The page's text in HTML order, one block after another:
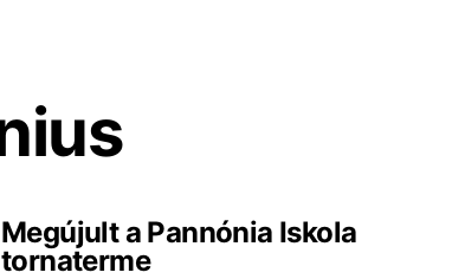
Megújult a Pannónia Iskola
tornaterme